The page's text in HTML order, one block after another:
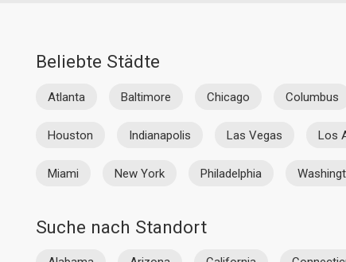
Beliebte Städte
Atlanta Baltimore Chicago Columbus
Houston Indianapolis Las Vegas Los
Miami New York Philadelphia
Suche nach Standort